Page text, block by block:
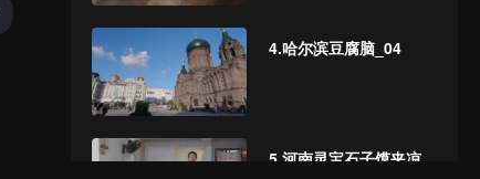
4.哈尔滨豆腐脑_04
5.河南灵宝石子馍夹凉